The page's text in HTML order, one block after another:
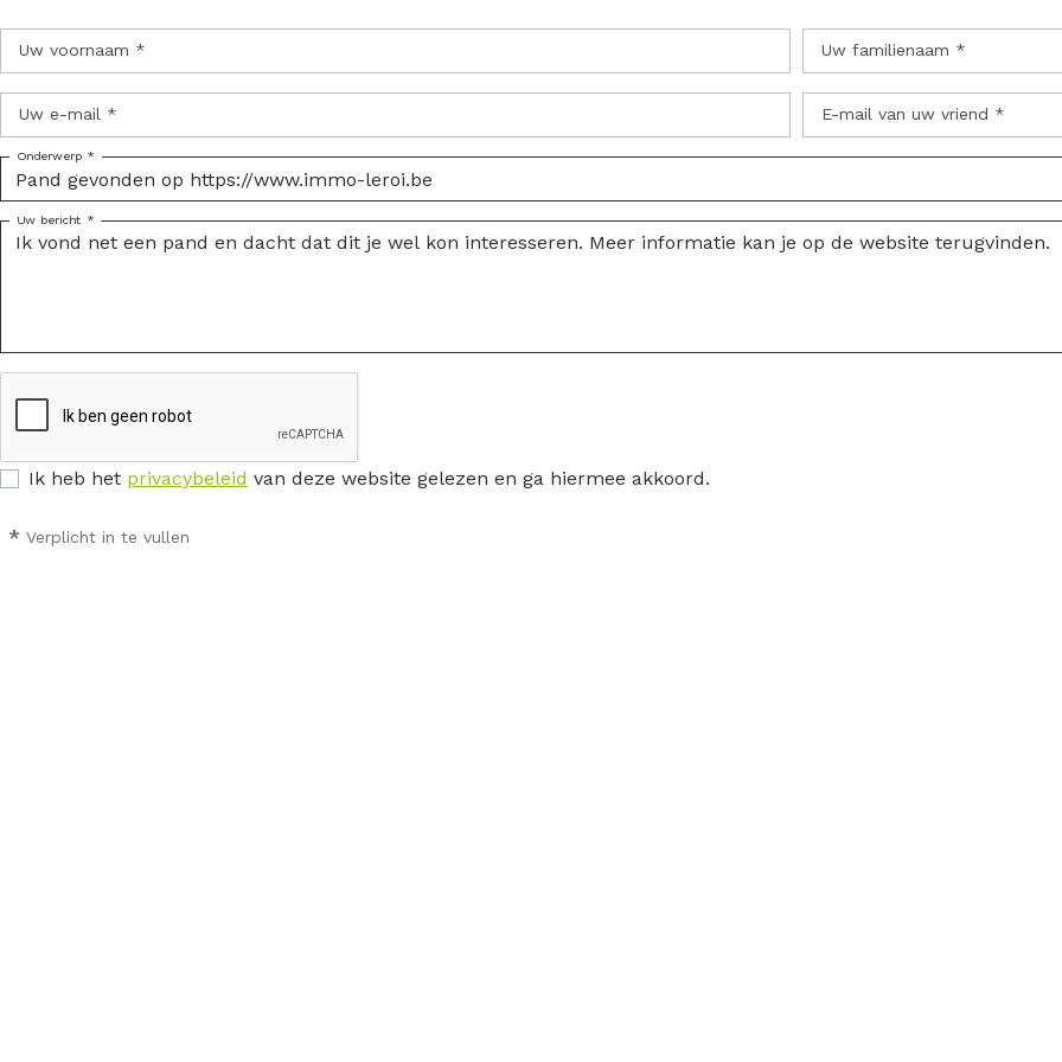
Uw voornaam * Uw familienaam *
Uw e-mail * E-mail van uw vriend *
Onderwerp *
Uw bericht *
Ik heb het privacybeleid van deze website gelezen en ga hiermee akkoord.
* Verplicht in te vullen